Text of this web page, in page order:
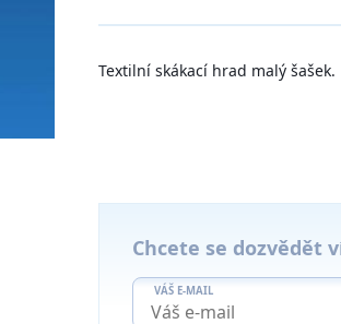
Textilní skákací hrad malý šašek.
Chcete se dozvědět
VÁŠ E-MAIL